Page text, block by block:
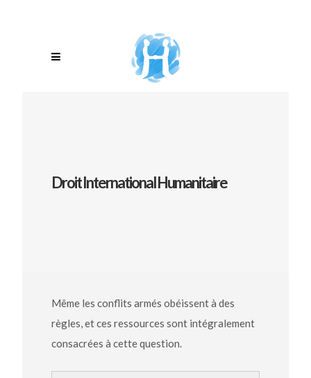
Droit International Humanitaire
Même les conflits armés obéissent à des
règles, et ces ressources sont intégralement
consacrées à cette question.